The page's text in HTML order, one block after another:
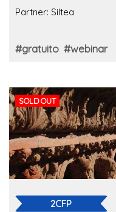
Partner: Siltea
#gratuito #webinar
SOLD OUT
2CFP